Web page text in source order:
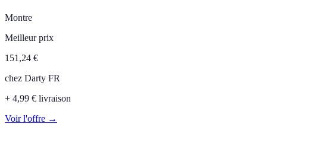
Montre
Meilleur prix
151,24 €
chez Darty FR
+ 4,99 € livraison
Voir l'offre →